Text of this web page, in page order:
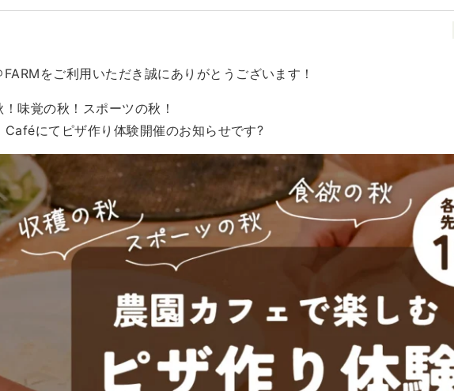
FARMをご利用いただき誠にありがとうございます！
！味覚の秋！スポーツの秋！
Caféにてピザ作り体験開催のお知らせです?